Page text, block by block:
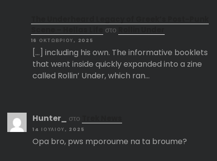
στο
16 ΟΚΤΩΒΡΊΟΥ, 2025
[…] including his own. The informative booklets
that went inside quickly expanded into a zine
called Rollin’ Under, which ran…
Hunter_ στο
14 ΙΟΥΛΊΟΥ, 2025
Opa bro, pws mporoume na ta broume?